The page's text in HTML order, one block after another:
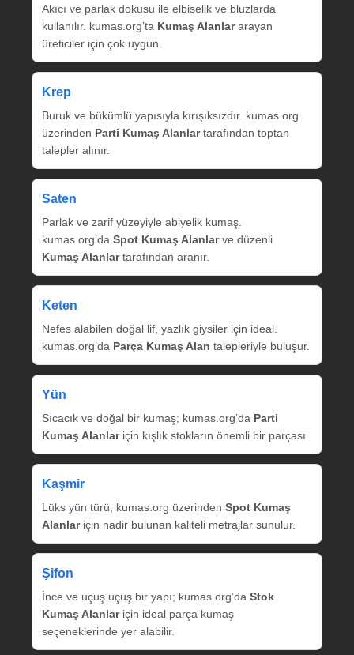
Akıcı ve parlak dokusu ile elbiselik ve bluzlarda
kullanılır. kumas.org’ta Kumaş Alanlararayan
üreticiler için çok uygun.
Krep
Buruk ve bükümlü yapısıyla kırışıksızdır. kumas.org
üzerinden Parti Kumaş Alanlartarafından toptan
talepler alınır.
Saten
Parlak ve zarif yüzeyiyle abiyelik kumaş.
kumas.org’da Spot Kumaş Alanlarve düzenli
Kumaş Alanlartarafından aranır.
Keten
Nefes alabilen doğal lif, yazlık giysiler için ideal.
kumas.org’da Parça Kumaş Alan talepleriyle buluşur.
Yün
Sıcacık ve doğal bir kumaş; kumas.org’da Parti
Kumaş Alanlariçin kışlık stokların önemli bir parçası.
Kaşmir
Lüks yün türü; kumas.org üzerinden Spot Kumaş
Alanlariçin nadir bulunan kaliteli metrajlar sunulur.
Şifon
İnce ve uçuş uçuş bir yapı; kumas.org’da Stok
Kumaş Alanlariçin ideal parça kumaş
seçeneklerinde yer alabilir.